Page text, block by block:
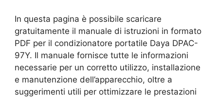
In questa pagina è possibile scaricare
gratuitamente il manuale di istruzioni in formato
PDF per il condizionatore portatile Daya DPAC-
97Y. Il manuale fornisce tutte le informazioni
necessarie per un corretto utilizzo, installazione
e manutenzione dell’apparecchio, oltre a
suggerimenti utili per ottimizzare le prestazioni